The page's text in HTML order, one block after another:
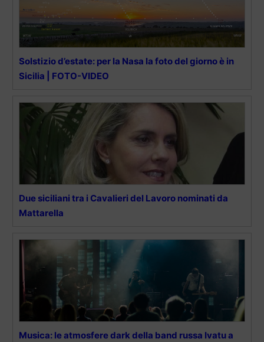
Solstizio d’estate: per la Nasa la foto del giorno è in
Sicilia | FOTO-VIDEO
Due siciliani tra i Cavalieri del Lavoro nominati da
Mattarella
Musica: le atmosfere dark della band russa Ivatu a